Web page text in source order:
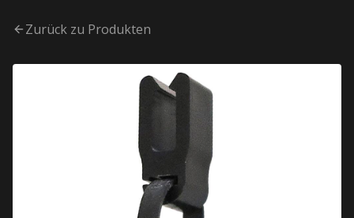
Zurück zu Produkten